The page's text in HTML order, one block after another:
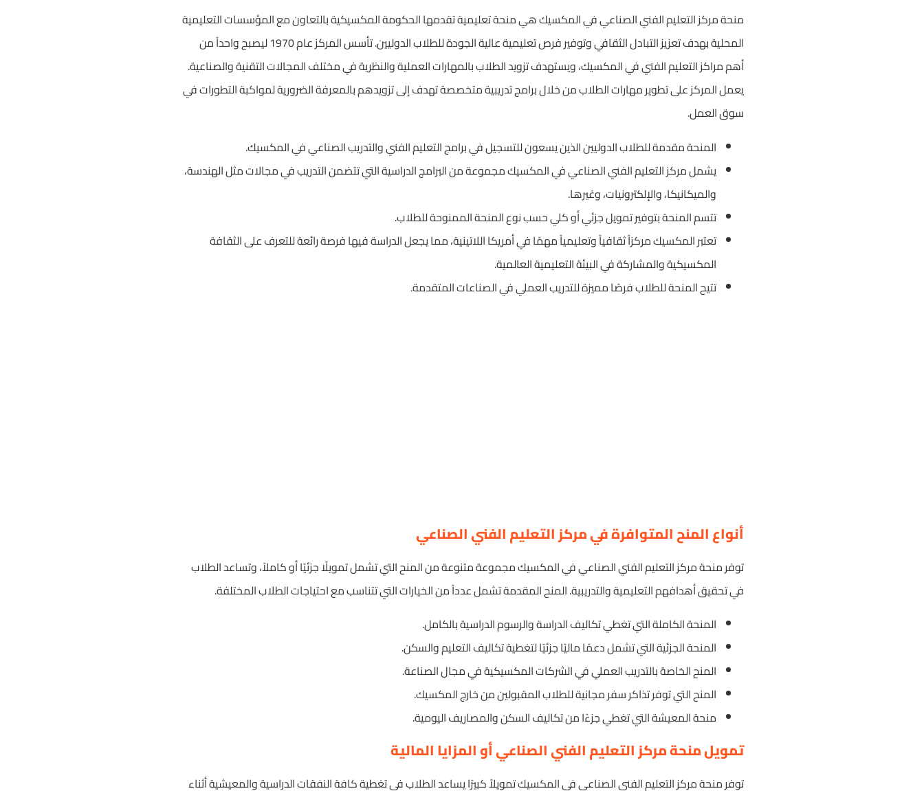
منحة مركز التعليم الفني الصناعي في المكسيك هي منحة تعليمية تقدمها الحكومة المكسيكية بالتعاون مع المؤسسات التعليمية
المحلية بهدف تعزيز التبادل الثقافي وتوفير فرص تعليمية عالية الجودة للطلاب الدوليين. تأسس المركز عام 1970 ليصبح واحداً من
أهم مراكز التعليم الفني في المكسيك، ويستهدف تزويد الطلاب بالمهارات العملية والنظرية في مختلف المجالات التقنية والصناعية.
يعمل المركز على تطوير مهارات الطلاب من خلال برامج تدريبية متخصصة تهدف إلى تزويدهم بالمعرفة الضرورية لمواكبة التطورات في
سوق العمل.
المنحة مقدمة للطلاب الدوليين الذين يسعون للتسجيل في برامج التعليم الفني والتدريب الصناعي في المكسيك.
يشمل مركز التعليم الفني الصناعي في المكسيك مجموعة من البرامج الدراسية التي تتضمن التدريب في مجالات مثل الهندسة،
والميكانيكا، والإلكترونيات، وغيرها.
تتسم المنحة بتوفير تمويل جزئي أو كلي حسب نوع المنحة الممنوحة للطلاب.
تعتبر المكسيك مركزاً ثقافياً وتعليمياً مهمًا في أمريكا اللاتينية، مما يجعل الدراسة فيها فرصة رائعة للتعرف على الثقافة
المكسيكية والمشاركة في البيئة التعليمية العالمية.
تتيح المنحة للطلاب فرصًا مميزة للتدريب العملي في الصناعات المتقدمة.
أنواع المنح المتوافرة في مركز التعليم الفني الصناعي
توفر منحة مركز التعليم الفني الصناعي في المكسيك مجموعة متنوعة من المنح التي تشمل تمويلًا جزئيًا أو كاملاً، وتساعد الطلاب
في تحقيق أهدافهم التعليمية والتدريبية. المنح المقدمة تشمل عدداً من الخيارات التي تتناسب مع احتياجات الطلاب المختلفة.
المنحة الكاملة التي تغطي تكاليف الدراسة والرسوم الدراسية بالكامل.
المنحة الجزئية التي تشمل دعمًا ماليًا جزئيًا لتغطية تكاليف التعليم والسكن.
المنح الخاصة بالتدريب العملي في الشركات المكسيكية في مجال الصناعة.
المنح التي توفر تذاكر سفر مجانية للطلاب المقبولين من خارج المكسيك.
منحة المعيشة التي تغطي جزءًا من تكاليف السكن والمصاريف اليومية.
تمويل منحة مركز التعليم الفني الصناعي أو المزايا المالية
توفر منحة مركز التعليم الفني الصناعي في المكسيك تمويلاً كبيرًا يساعد الطلاب في تغطية كافة النفقات الدراسية والمعيشية أثناء